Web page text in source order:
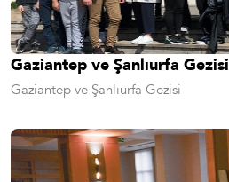
Gaziantep ve Şanlıurfa Gezisi
Gaziantep ve Şanlıurfa Gezisi